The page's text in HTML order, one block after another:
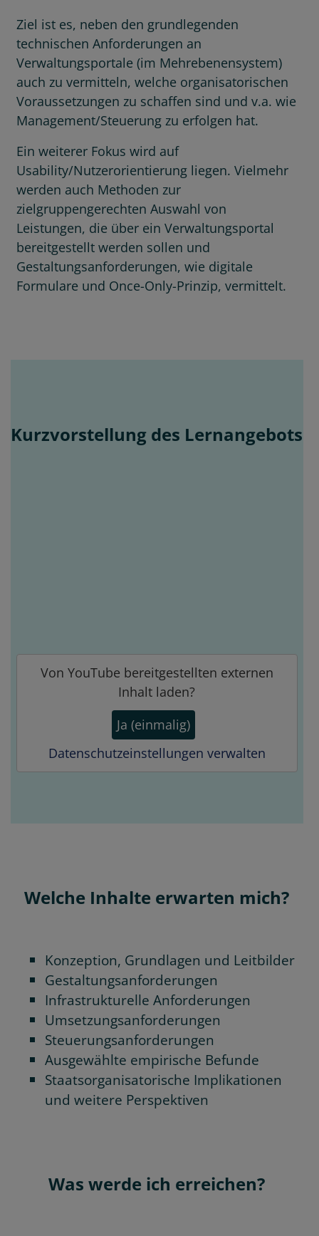
Ziel ist es, neben den grundlegenden
technischen Anforderungen an
Verwaltungsportale (im Mehrebenensystem)
auch zu vermitteln, welche organisatorischen
Voraussetzungen zu schaffen sind und v.a. wie
Management/Steuerung zu erfolgen hat.
Ein weiterer Fokus wird auf
Usability/Nutzerorientierung liegen. Vielmehr
werden auch Methoden zur
zielgruppengerechten Auswahl von
Leistungen, die über ein Verwaltungsportal
bereitgestellt werden sollen und
Gestaltungsanforderungen, wie digitale
Formulare und Once-Only-Prinzip, vermittelt.
Kurzvorstellung des Lernangebots
Von YouTube bereitgestellten externen
Inhalt laden?
Ja (einmalig)
Datenschutzeinstellungen verwalten
Welche Inhalte erwarten mich?
Konzeption, Grundlagen und Leitbilder
Gestaltungsanforderungen
Infrastrukturelle Anforderungen
Umsetzungsanforderungen
Steuerungsanforderungen
Ausgewählte empirische Befunde
Staatsorganisatorische Implikationen
und weitere Perspektiven
Was werde ich erreichen?